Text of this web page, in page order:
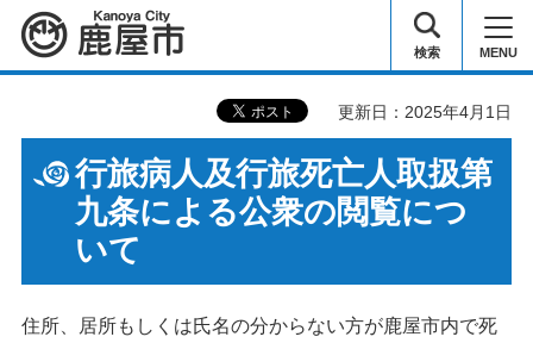
鹿屋市 検索 MENU
更新日：2025年4月1日
行旅病人及行旅死亡人取扱第
九条による公衆の閲覧につ
いて
住所、居所もしくは氏名の分からない方が鹿屋市内で死